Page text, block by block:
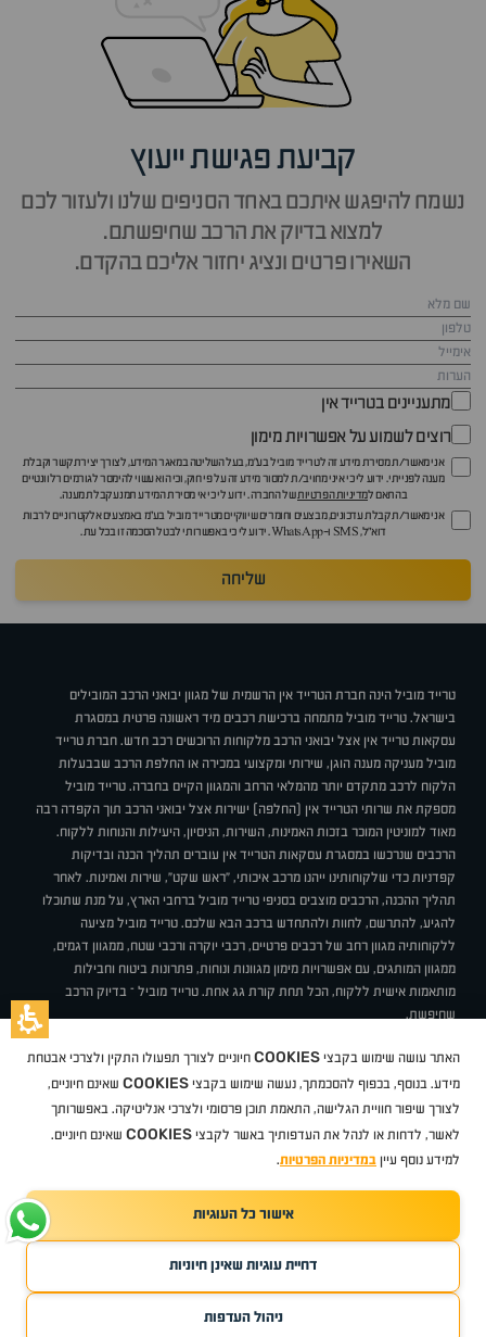
קביעת פגישת ייעוץ
נשמח להיפגש איתכם באחד הסניפים שלנו ולעזור לכם
למצוא בדיוק את הרכב שחיפשתם.
השאירו פרטים ונציג יחזור אליכם בהקדם.
מתעניינים בטרייד אין
רוצים לשמוע על אפשרויות מימון
אני מאשר/ת מסירת מידע זה לטרייד מוביל בע"מ, בעל השליטה במאגר המידע, לצורך יצירת קשר וקבלת
מענה לפנייתי. ידוע לי כי איני מחויב/ת למסור מידע זה על פי חוק, וכי הוא עשוי להימסר לגורמים רלוונטיים
בהתאם למדיניות הפרטיותשל החברה. ידוע לי כי אי מסירת המידע תמנע קבלת מענה.
אני מאשר/ת קבלת עדכונים, מבצעים וחומרים שיווקיים מטרייד מוביל בע"מ באמצעים אלקטרוניים לרבות
דוא״ל, SMS ו-WhatsApp. ידוע לי כי באפשרותי לבטל הסכמה זו בכל עת.
שליחה
טרייד מוביל הינה חברת הטרייד אין הרשמית של מגוון יבואני הרכב המובילים
בישראל. טרייד מוביל מתמחה ברכישת רכבים מיד ראשונה פרטית במסגרת
עסקאות טרייד אין אצל יבואני הרכב מלקוחות הרוכשים רכב חדש. חברת טרייד
מוביל מעניקה מענה הוגן, שירותי ומקצועי במכירה או החלפת הרכב שבבעלות
הלקוח לרכב מתקדם יותר מהמלאי הרחב והמגוון הקיים בחברה. טרייד מוביל
מספקת את שרותי הטרייד אין (החלפה) ישירות אצל יבואני הרכב תוך הקפדה רבה
מאוד למוניטין המוכר בזכות האמינות, השירות, הניסיון, היעילות והנוחות ללקוח.
הרכבים שנרכשו במסגרת עסקאות הטרייד אין עוברים תהליך הכנה ובדיקות
קפדניות כדי שלקוחותינו ייהנו מרכב איכותי, "ראש שקט", שירות ואמינות. לאחר
תהליך ההכנה, הרכבים מוצבים בסניפי טרייד מוביל ברחבי הארץ, על מנת שתוכלו
להגיע, להתרשם, לחוות ולהתחדש ברכב הבא שלכם. טרייד מוביל מציעה
ללקוחותיה מגוון רחב של רכבים פרטיים, רכבי יוקרה ורכבי שטח, ממגוון דגמים,
ממגוון המותגים, עם אפשרויות מימון מגוונות ונוחות, פתרונות ביטוח וחבילות
מותאמות אישית ללקוח, הכל תחת קורת גג אחת. טרייד מוביל – בדיוק הרכב
שחיפשת.
תקנוןBUY BACKמבצעיםמגזין טרייד מובילאיך זה עובד? דרושים
ניהול העדפות עוגיות
סיטרואןאופלפיג'ו MGמזדהבי ווי דיצ'ריטסלה ניסאןטויוטהדאצ'יהפולקסווגןטסלהג'יפ
לקסוסאאודיסקודהיונדאירנושברולט
TradeMobile instagram
TradeMobile youtube
TradeMobile facebook
ריגו מרקטינג - קידום אתרים
כל הזכויות שמורות טרייד מוביל2026
האתר עושה שימוש בקבצי COOKIES חיוניים לצורך תפעולו התקין ולצרכי אבטחת
מידע. בנוסף, בכפוף להסכמתך, נעשה שימוש בקבצי COOKIES שאינם חיוניים,
לצורך שיפור חוויית הגלישה, התאמת תוכן פרסומי ולצרכי אנליטיקה. באפשרותך
לאשר, לדחות או לנהל את העדפותיך באשר לקבצי COOKIES שאינם חיוניים.
למידע נוסף עיין במדיניות הפרטיות.
אישור כל העוגיות
דחיית עוגיות שאינן חיוניות
ניהול העדפות